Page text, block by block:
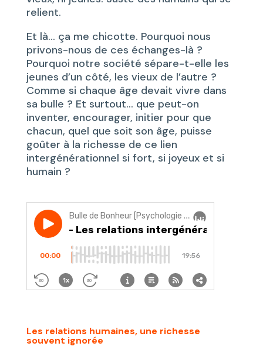
relient.
Et là… ça me chicotte. Pourquoi nous
privons-nous de ces échanges-là ?
Pourquoi notre société sépare-t-elle les
jeunes d’un côté, les vieux de l’autre ?
Comme si chaque âge devait vivre dans
sa bulle ? Et surtout… que peut-on
inventer, encourager, initier pour que
chacun, quel que soit son âge, puisse
goûter à la richesse de ce lien
intergénérationnel si fort, si joyeux et si
humain ?
Les relations humaines, une richesse
souvent ignorée